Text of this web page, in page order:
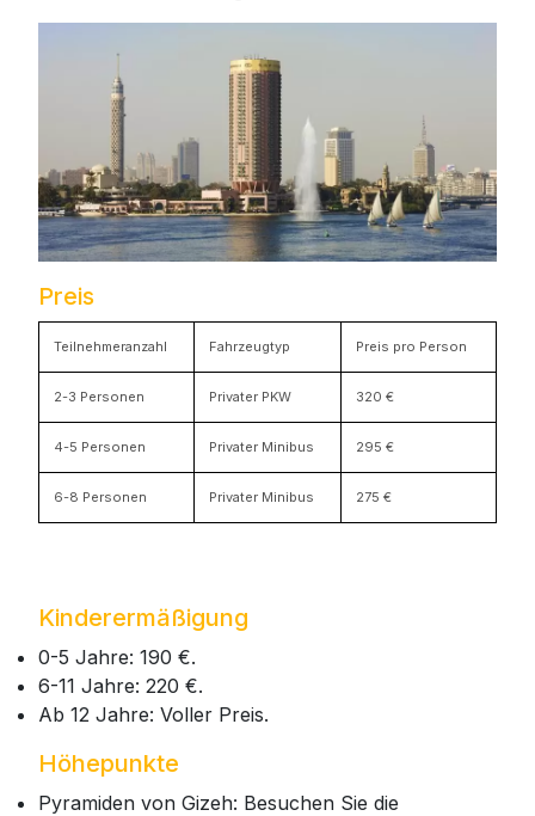
Preis
Teilnehmeranzahl Fahrzeugtyp Preis pro Person
2-3 Personen Privater PKW 320 €
4-5 Personen Privater Minibus 295 €
6-8 Personen Privater Minibus 275 €
Kinderermäßigung
0-5 Jahre: 190 €.
6-11 Jahre: 220 €.
Ab 12 Jahre: Voller Preis.
Höhepunkte
Pyramiden von Gizeh: Besuchen Sie die